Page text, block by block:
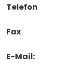
Telefon
Fax
E-Mail: